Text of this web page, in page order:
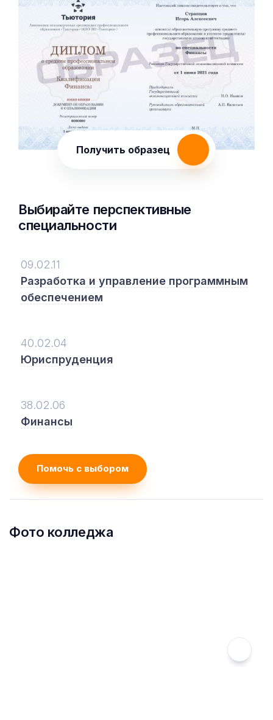
Получить образец
Выбирайте перспективные
специальности
09.02.11
Разработка и управление программным
обеспечением
40.02.04
Юриспруденция
38.02.06
Финансы
Помочь с выбором
Фото колледжа